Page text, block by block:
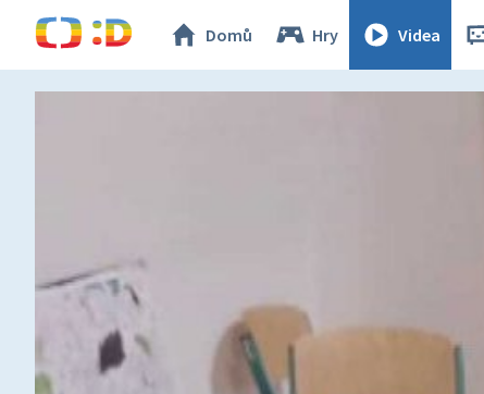
Domů Hry Videa